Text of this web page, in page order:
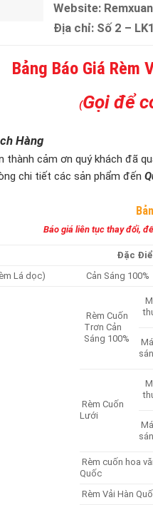
Website:
Địa chỉ: Số 2 –
Bảng Báo Giá Rèm
(Gọi để
Hàng
thành cảm ơn quý khách đã
chi tiết các sản phẩm đến
Báo giá liên tục thay đổi,
Đặc
Lá dọc) Cản Sáng 100%
Rèm Cuốn
Trơn Cản
Sáng 100%
Rèm Cuốn
Lưới
Rèm cuốn hoa
Quốc
Rèm Vải Hàn